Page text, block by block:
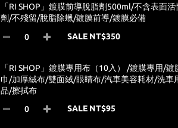
「RI SHOP」鍍膜前導脫脂劑500ml/不含表面活
劑/不殘留/脫脂除蠟/鍍膜前導/鍍膜必備
SALE NT$350
「RI SHOP」鍍膜專用布（10入） /鍍膜專用/鍍
巾/加厚絨布/雙面絨/眼睛布/汽車美容耗材/洗車
品/擦拭布
SALE NT$95